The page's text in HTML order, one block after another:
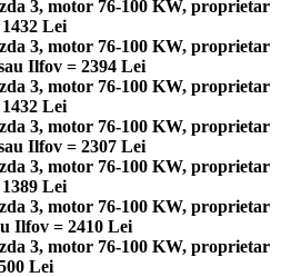
3, motor 76-100 KW, proprietar
Lei
3, motor 76-100 KW, proprietar
Ilfov = 2394 Lei
3, motor 76-100 KW, proprietar
Lei
3, motor 76-100 KW, proprietar
Ilfov = 2307 Lei
3, motor 76-100 KW, proprietar
Lei
3, motor 76-100 KW, proprietar
Ilfov = 2410 Lei
3, motor 76-100 KW, proprietar
Lei